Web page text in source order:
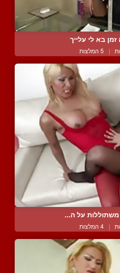
בא לי עלייך
| 5 המלצות
משתוללות על ה...
| 4 המלצות